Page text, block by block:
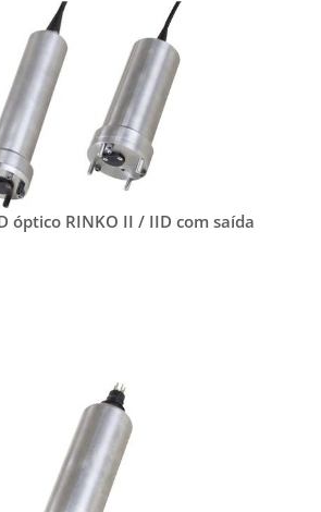
óptico RINKO II / IID com saída